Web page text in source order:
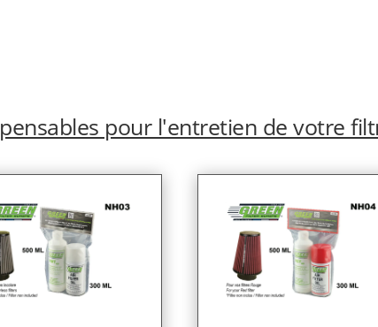
pour l'entretien de votre